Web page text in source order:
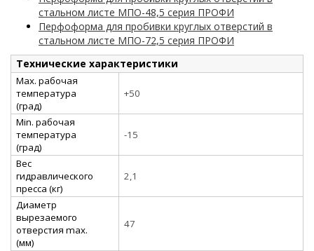
стальном листе МПО-48,5 серия ПРОФИ
Перфоформа для пробивки круглых отверстий в
стальном листе МПО-72,5 серия ПРОФИ
Технические характеристики
Max. рабочая
температура
(град)
+50
Min. рабочая
температура
(град)
-15
Вес
гидравлического
пресса (кг)
2,1
Диаметр
вырезаемого
отверстия max.
(мм)
47